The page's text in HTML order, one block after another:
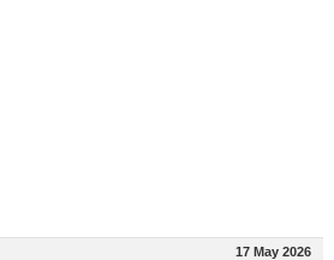
17 May 2026